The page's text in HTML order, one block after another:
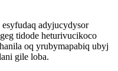
adyjucydysor
tidode heturivucikoco
oq yrubymapabiq ubyj
gile loba.